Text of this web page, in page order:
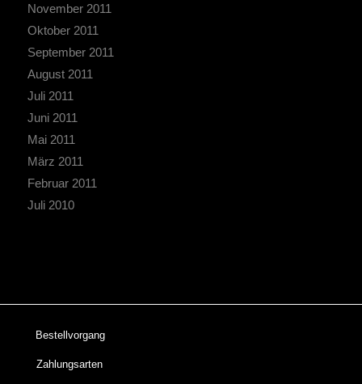
November 2011
Oktober 2011
September 2011
August 2011
Juli 2011
Juni 2011
Mai 2011
März 2011
Februar 2011
Juli 2010
Bestellvorgang
Zahlungsarten